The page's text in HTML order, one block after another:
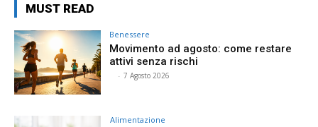
MUST READ
Benessere
Movimento ad agosto: come restare
attivi senza rischi
- 7 Agosto 2026
Alimentazione